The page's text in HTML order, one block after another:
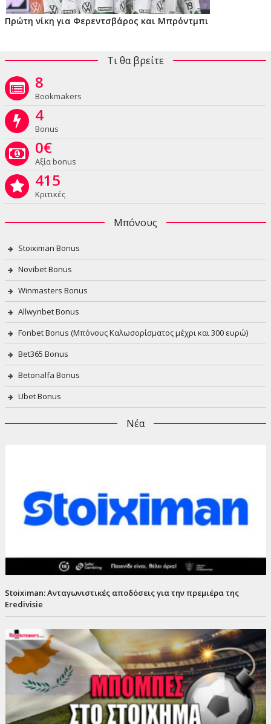
Πρώτη νίκη για Φερεντσβάρος και Μπρόντμπι
Τι θα βρείτε
8
Bookmakers
4
Bonus
0€
Αξία bonus
415
Κριτικές
Μπόνους
Stoiximan Bonus
Novibet Bonus
Winmasters Bonus
Allwynbet Bonus
Fonbet Bonus (Μπόνους Καλωσορίσματος μέχρι και 300 ευρώ)
Bet365 Bonus
Betonalfa Bonus
Ubet Bonus
Νέα
Stoiximan: Ανταγωνιστικές αποδόσεις για την πρεμιέρα της
Eredivisie